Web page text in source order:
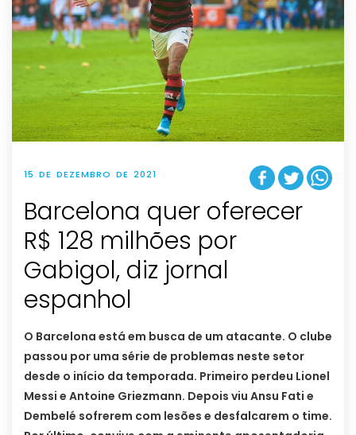
15 DE DEZEMBRO DE 2021
Barcelona quer oferecer
R$ 128 milhões por
Gabigol, diz jornal
espanhol
O Barcelona está em busca de um atacante. O clube
passou por uma série de problemas neste setor
desde o início da temporada. Primeiro perdeu Lionel
Messi e Antoine Griezmann. Depois viu Ansu Fati e
Dembelé sofrerem com lesões e desfalcarem o time.